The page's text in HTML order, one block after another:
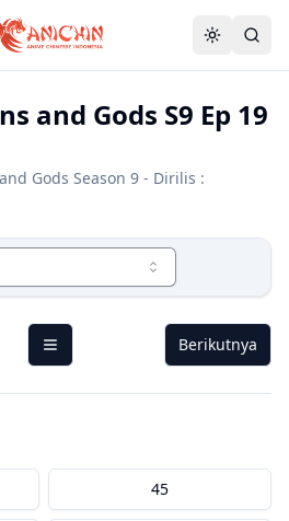
and Gods S9 Ep 19
Gods Season 9 - Dirilis :
Berikutnya
45